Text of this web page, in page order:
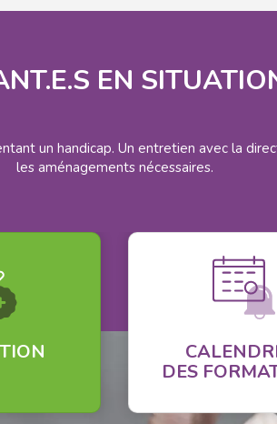
EN
un handicap. Un entretien avec la
les aménagements nécessaires.
DES